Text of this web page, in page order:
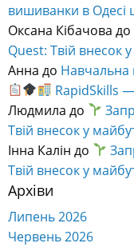
вишиванки в Одесі
Оксана Кібачова до
Quest: Твій внесок
Анна до Навчальна
RapidSkills —
Людмила до
Твій внесок у
Інна Калін до
Твій внесок у
Архіви
Липень 2026
Червень 2026